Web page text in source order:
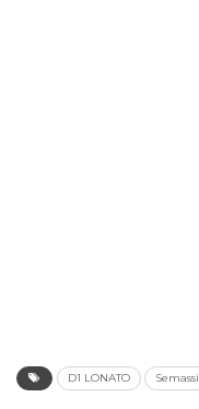
D1 LONATO Semassi